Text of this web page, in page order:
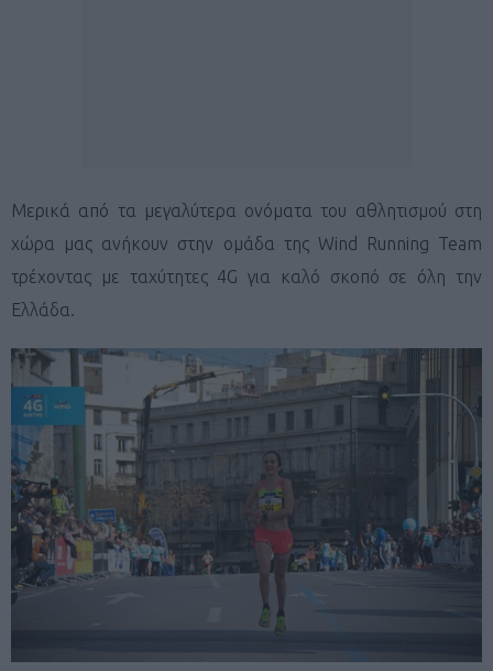
Μερικά από τα μεγαλύτερα ονόματα του αθλητισμού στη
χώρα μας ανήκουν στην ομάδα της Wind Running Team
τρέχοντας με ταχύτητες 4G για καλό σκοπό σε όλη την
Ελλάδα.